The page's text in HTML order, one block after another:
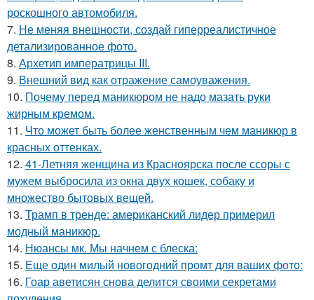
роскошного автомобиля.
7. Не меняя внешности, создай гиперреалистичное
детализированное фото.
8. Архетип императрицы III.
9. Внешний вид как отражение самоуважения.
10. Почему перед маникюром не надо мазать руки
жирным кремом.
11. Что может быть более женственным чем маникюр в
красных оттенках.
12. 41-Летняя женщина из Красноярска после ссоры с
мужем выбросила из окна двух кошек, собаку и
множество бытовых вещей.
13. Трамп в тренде: американский лидер примерил
модный маникюр.
14. Нюансы мк. Мы начнем с блеска:
15. Еще один милый новогодний промт для ваших фото:
16. Гоар аветисян снова делится своими секретами